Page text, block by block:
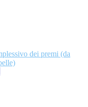
dei premi (da